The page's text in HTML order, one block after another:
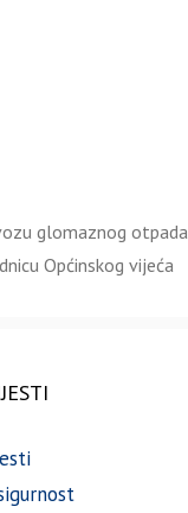
glomaznog otpada
Općinskog vijeća